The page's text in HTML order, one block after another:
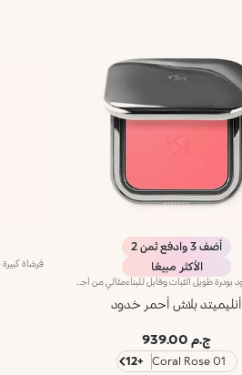
أضف 3 وادفع ثمن 2
الأكثر مبيعًا
أنليميتد بلاش أحمر خدود
ج.م 939.00
01 Coral Rose
+12